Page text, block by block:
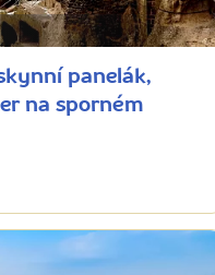
panelák,
na sporném